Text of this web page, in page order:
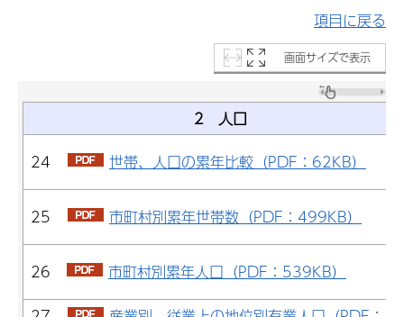
項目に戻る
画面サイズで表示
2 人口
24
世帯、人口の累年比較（PDF：62KB）
25 市町村別累年世帯数（PDF：499KB）
26
市町村別累年人口（PDF：539KB）